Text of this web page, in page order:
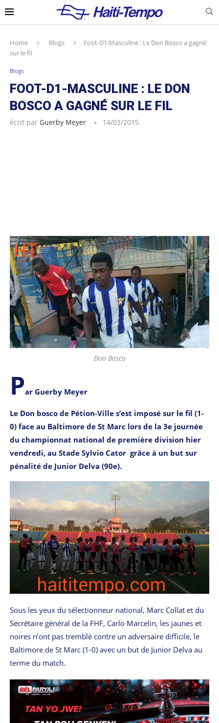
Home Blogs
Foot-D1-Masculine : Le Don Bosco a gagné
sur le fil
Blogs
FOOT-D1-MASCULINE : LE DON
BOSCO A GAGNÉ SUR LE FIL
écrit par Guerby Meyer 14/03/2015
Don Bosco
Par Guerby Meyer
Le Don bosco de Pétion-Ville s’est imposé sur le fil (1-
0) face au Baltimore de St Marc lors de la 3e journée
du championnat national de première division hier
vendredi, au Stade Sylvio Cator grâce à un but sur
pénalité de Junior Delva (90e).
Sous les yeux du sélectionneur national, Marc Collat et du
Secrétaire général de la FHF, Carlo Marcelin, les jaunes et
noires n’ont pas tremblé contre un adversaire difficile, le
Baltimore de St Marc (1-0) avec un but de Junior Delva au
terme du match.